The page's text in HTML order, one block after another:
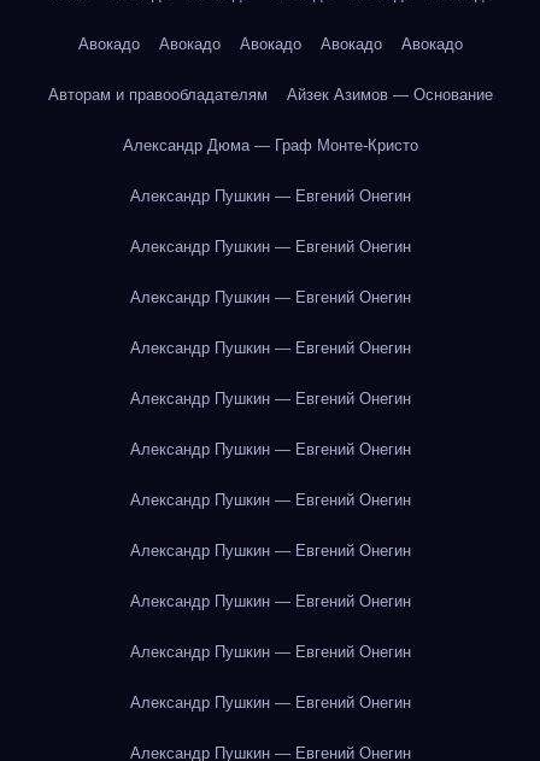
Авокадо Авокадо Авокадо Авокадо Авокадо
Авторам и правообладателям Айзек Азимов — Основание
Александр Дюма — Граф Монте-Кристо
Александр Пушкин — Евгений Онегин
Александр Пушкин — Евгений Онегин
Александр Пушкин — Евгений Онегин
Александр Пушкин — Евгений Онегин
Александр Пушкин — Евгений Онегин
Александр Пушкин — Евгений Онегин
Александр Пушкин — Евгений Онегин
Александр Пушкин — Евгений Онегин
Александр Пушкин — Евгений Онегин
Александр Пушкин — Евгений Онегин
Александр Пушкин — Евгений Онегин
Александр Пушкин — Евгений Онегин